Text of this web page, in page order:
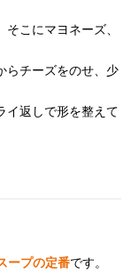
こにマヨネーズ、
らチーズをのせ、少
イ返しで形を整えて
ープの定番です。